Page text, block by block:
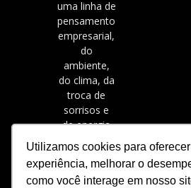
Utilizamos cookies para
experiência, melhorar o
como você interage em nosso
uma linha de
pensamento
empresarial,
do
ambiente,
do clima, da
troca de
sorrisos e
de energia
positiva.